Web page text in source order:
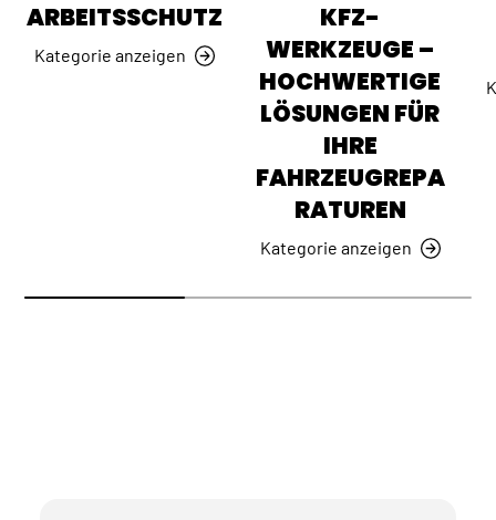
ARBEITSSCHUTZ
Kategorie anzeigen
KFZ-
WERKZEUGE –
HOCHWERTIGE
LÖSUNGEN FÜR
IHRE
FAHRZEUGREPA
RATUREN
Kategorie anzeigen